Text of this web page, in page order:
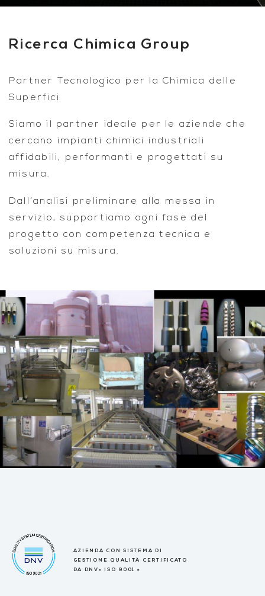
Ricerca Chimica Group
Partner Tecnologico per la Chimica delle
Superfici
Siamo il partner ideale per le aziende che
cercano impianti chimici industriali
affidabili, performanti e progettati su
misura.
Dall’analisi preliminare alla messa in
servizio, supportiamo ogni fase del
progetto con competenza tecnica e
soluzioni su misura.
AZIENDA CON SISTEMA DI
GESTIONE QUALITÀ CERTIFICATO
DA DNV= ISO 9001 =